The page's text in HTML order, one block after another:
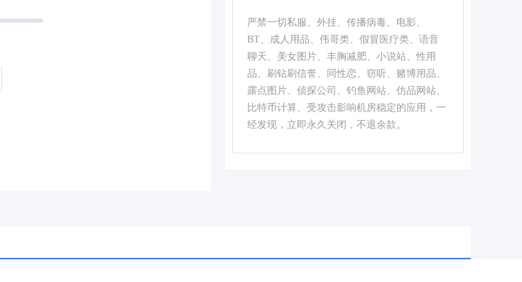
严禁一切私服、外挂、传播病毒、电影、
BT、成人用品、伟哥类、假冒医疗类、语音
聊天、美女图片、丰胸减肥、小说站、性用
品、刷钻刷信誉、同性恋、窃听、赌博用品、
露点图片、侦探公司、钓鱼网站、仿品网站、
比特币计算、受攻击影响机房稳定的应用，一
经发现，立即永久关闭，不退余款。